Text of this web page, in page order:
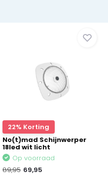
22% Korting
No(t)mad Schijnwerper
18led wit licht
Op voorraad
89,95 69,95